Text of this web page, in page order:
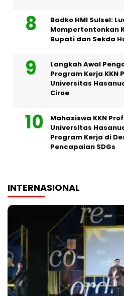
Badko HMI Sulsel:
Mempertontonkan
Bupati dan Sekda
Langkah Awal
Program Kerja KKN
Universitas
Ciroe
Mahasiswa KKN
Universitas
Program Kerja di
Pencapaian SDGs
INTERNASIONAL